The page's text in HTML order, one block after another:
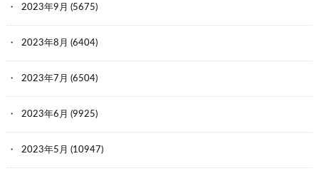
2023年9月 (5675)
2023年8月 (6404)
2023年7月 (6504)
2023年6月 (9925)
2023年5月 (10947)